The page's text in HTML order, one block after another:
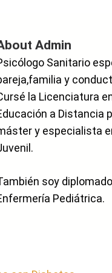
Admin
Sanitario
y
la Licenciatura
a Distancia
y especialista
soy
Pediátrica.